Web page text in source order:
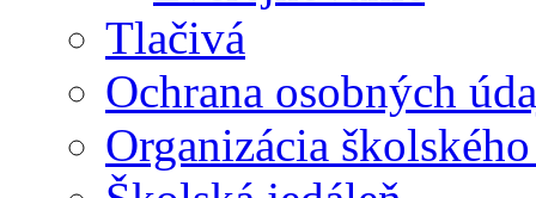
Tlačivá
Ochrana osobných
Organizácia